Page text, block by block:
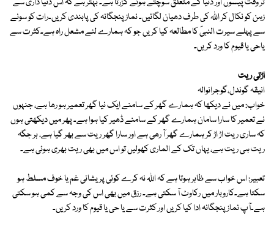
زہن کو نکال کر اللہ کی طرف دھیان لگائیں۔ نماز پنجگانہ کی پابندی کریں۔رات کو سونے
سے پہلے سیرت النبیؐ کا مطالعہ کیا کریں جو کہ ہمارے لئے مشعل راہ ہے۔کثرت سے
یاحی یا قیوم کا ورد کریں۔
اڑتی ریت
انیقہ گوندل،گوجرانوالہ
خواب: میں نے دیکھا کہ ہمارے گھر کے سامنے ایک نیا گھر تعمیر ہو رھا ہے، جنہوں
نے تعمیر کا سارا سامان ہمارے گھر کے سامنے ڈھیر کیا ہوا ہے۔ پھر میں دیکھتی ہوں
کہ ساری ریت اڑ اڑ کر ہمارے گھر آ رھی ہے اور سارا گھر ریت سے بھر گیا ہے، ہر جگہ
ریت ہی ریت ہے، یہاں تک کے الماری کھولیں تو اس میں بھی ریت بھری ہوئی ہے۔
تعبیر: اس خواب سے ظاہر ہوتا ہے کہ اللہ نہ کرے کوئی پریشانی غم یا خوف مسلط ہو
سکتا ہے۔کاروبار میں رکاوٹ آ سکتی ہے۔ رزق میں بھی اس کی وجہ سے کمی ہو سکتی
ہے۔آپ نماز پنجگانہ ادا کیا کریں اور کثرت سے یا حی یا قیوم کا ورد کریں۔